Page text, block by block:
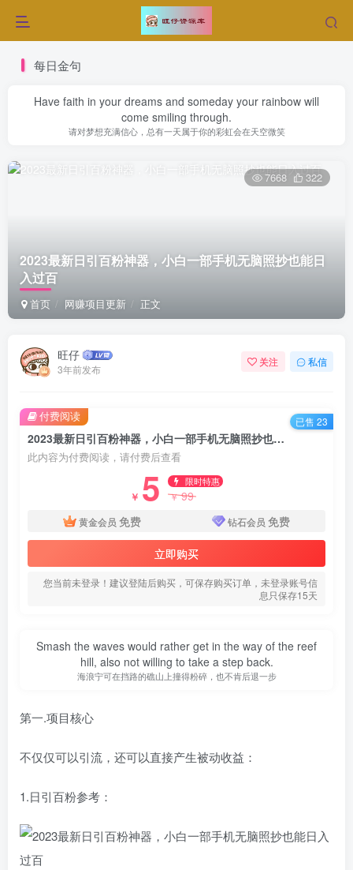
每日金句
Have faith in your dreams and someday your rainbow will
come smiling through.
请对梦想充满信心，总有一天属于你的彩虹会在天空微笑
2023最新日引百粉神器，小白一部手机无脑照抄也能日
入过百
首页 网赚项目更新 正文
7668 322
旺仔
3年前发布
关注 私信
2023最新日引百粉神器，小白一部手机无脑照抄也能日入过百
此内容为付费阅读，请付费后查看
￥ 5 限时特惠
￥99
黄金会员 免费 钻石会员 免费
立即购买
您当前未登录！建议登陆后购买，可保存购买订单，未登录账号信
息只保存15天
付费阅读 已售 23
Smash the waves would rather get in the way of the reef
hill, also not willing to take a step back.
海浪宁可在挡路的礁山上撞得粉碎，也不肯后退一步
第一.项目核心
不仅仅可以引流，还可以直接产生被动收益：
1.日引百粉参考：